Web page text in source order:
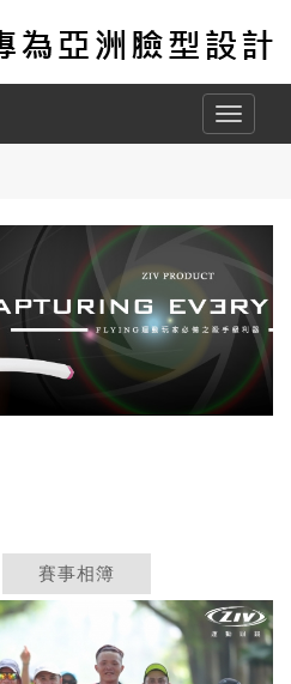
Toggle
賽事相簿